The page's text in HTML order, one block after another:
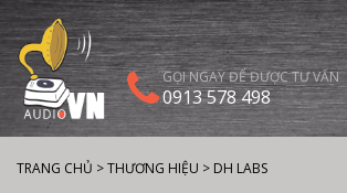
GỌI NGAY ĐỂ ĐƯỢC TƯ VẤN
0913 578 498
TRANG CHỦ >THƯƠNG HIỆU > DH LABS